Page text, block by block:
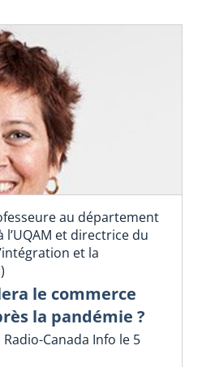
au département
et directrice du
et la
le commerce
la pandémie ?
Canada Info le 5